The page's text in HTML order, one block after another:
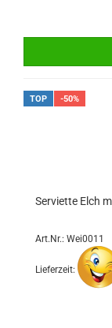
TOP -50%
Serviette Elch
Art.Nr.: Wei0011
Lieferzeit: